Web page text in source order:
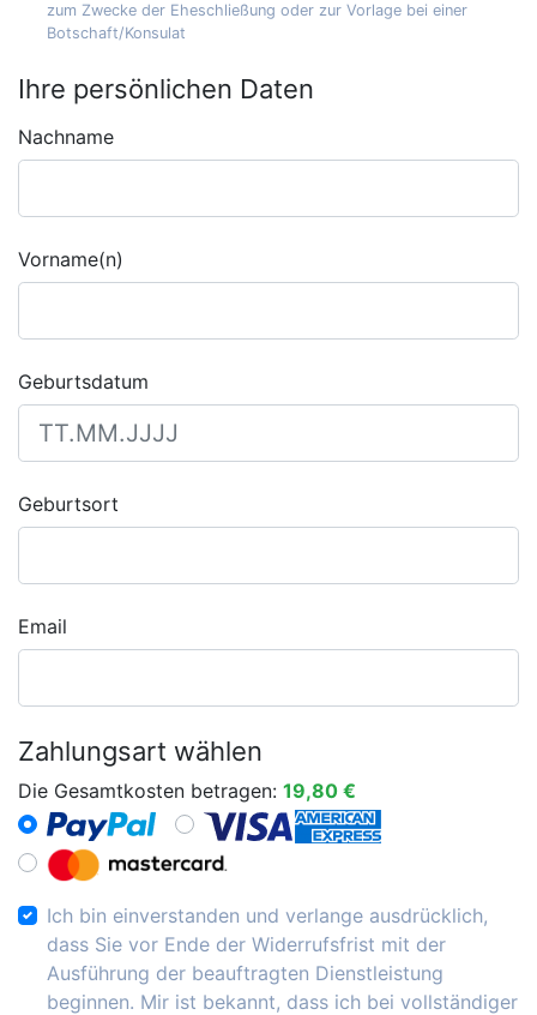
zum Zwecke der Eheschließung oder zur Vorlage bei einer
Botschaft/Konsulat
Ihre persönlichen Daten
Nachname
Vorname(n)
Geburtsdatum
Geburtsort
Email
Zahlungsart wählen
Die Gesamtkosten betragen: 19,80 €
Ich bin einverstanden und verlange ausdrücklich,
dass Sie vor Ende der Widerrufsfrist mit der
Ausführung der beauftragten Dienstleistung
beginnen. Mir ist bekannt, dass ich bei vollständiger